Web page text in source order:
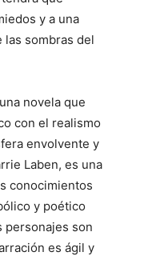
y a una
las sombras del
novela que
con el realismo
envolvente y
Laben, es una
conocimientos
y poético
personajes son
es ágil y